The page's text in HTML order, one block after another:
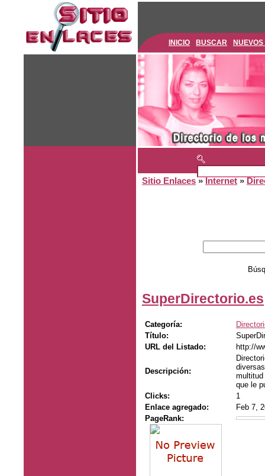
INICIO BUSCAR
Sitio Enlaces»Internet»
SuperDirectorio.es
Categoría:
Título:
URL del Listado:
http://
Descripción:
que le
Clicks:
1
Enlace agregado:
Feb 7,
PageRank: